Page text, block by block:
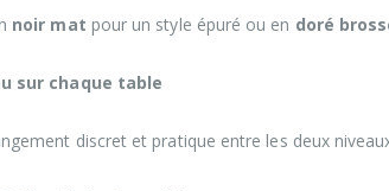
noir mat pour un style épuré ou en doré
sur chaque table
discret et pratique entre les deux